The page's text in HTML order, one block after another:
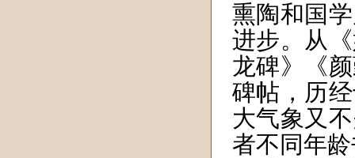
熏陶和国
进步。 从
龙碑》《
碑帖，历
大气象又
者不同年